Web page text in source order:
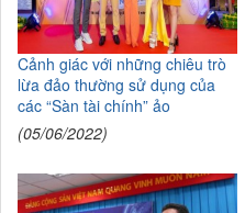
Cảnh giác với những chiêu trò
lừa đảo thường sử dụng của
các “Sàn tài chính” ảo
(05/06/2022)